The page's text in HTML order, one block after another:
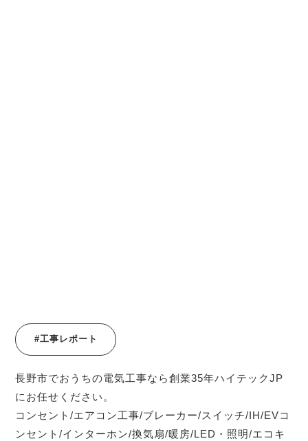
#工事レポート
長野市でおうちの電気工事なら創業35年ハイテックJP
にお任せください。
コンセント/エアコン工事/ブレーカー/スイッチ/IH/EVコ
ンセント/インターホン/換気扇/暖房/LED・照明/エコキ